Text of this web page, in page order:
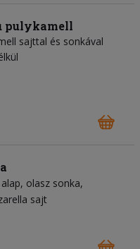
pulykamell
sajttal és sonkával
olasz sonka
sajt